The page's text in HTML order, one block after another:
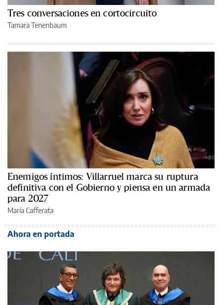
Tres conversaciones en cortocircuito
Tamara Tenenbaum
Enemigos íntimos: Villarruel marca su ruptura
definitiva con el Gobierno y piensa en un armada
para 2027
María Cafferata
Ahora en portada